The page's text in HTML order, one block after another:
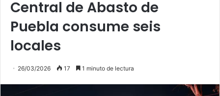
Central de Abasto de
Puebla consume seis
locales
26/03/2026 17 1 minuto de lectura